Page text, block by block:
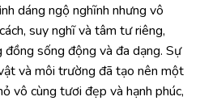
dáng ngộ nghĩnh nhưng vô
suy nghĩ và tâm tư riêng,
sống động và đa dạng. Sự
và môi trường đã tạo nên một
vô cùng tươi đẹp và hạnh phúc,